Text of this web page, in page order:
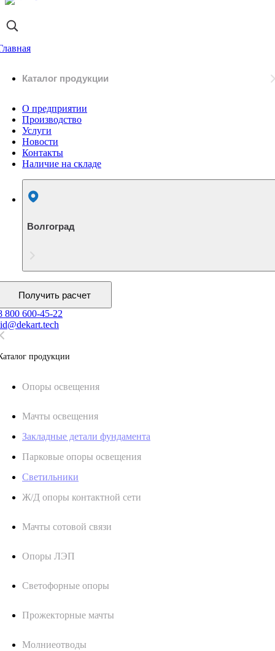
Каталог продукции
О предприятии
Производство
Услуги
Новости
Контакты
Наличие на складе
Волгоград
Получить расчет
800 600-45-22
продукции
Oпоры oсвeщения
Мачты освещения
Закладные детали фундамента
Парковые опоры освещения
Светильники
Ж/Д опоры контактной сети
Мачты сотовой связи
Опоры ЛЭП
Светофорные опоры
Прожекторные мачты
Молниеотводы